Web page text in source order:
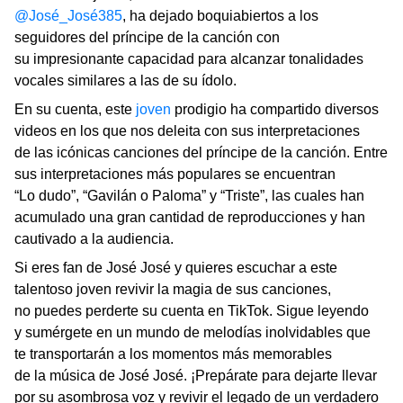
@José_José385, ha dejado boquiabiertos a los
seguidores del príncipe de la canción con
su impresionante capacidad para alcanzar tonalidades
vocales similares a las de su ídolo.
En su cuenta, este joven prodigio ha compartido diversos
videos en los que nos deleita con sus interpretaciones
de las icónicas canciones del príncipe de la canción. Entre
sus interpretaciones más populares se encuentran
“Lo dudo”, “Gavilán o Paloma” y “Triste”, las cuales han
acumulado una gran cantidad de reproducciones y han
cautivado a la audiencia.
Si eres fan de José José y quieres escuchar a este
talentoso joven revivir la magia de sus canciones,
no puedes perderte su cuenta en TikTok. Sigue leyendo
y sumérgete en un mundo de melodías inolvidables que
te transportarán a los momentos más memorables
de la música de José José. ¡Prepárate para dejarte llevar
por su asombrosa voz y revivir el legado de un verdadero